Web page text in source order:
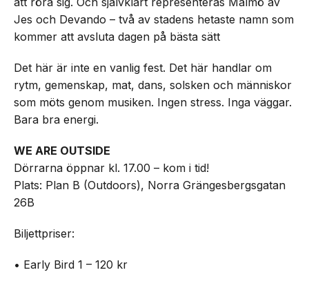
Jes och Devando – två av stadens hetaste namn som
kommer att avsluta dagen på bästa sätt
Det här är inte en vanlig fest. Det här handlar om
rytm, gemenskap, mat, dans, solsken och människor
som möts genom musiken. Ingen stress. Inga väggar.
Bara bra energi.
WE ARE OUTSIDE
Dörrarna öppnar kl. 17.00 – kom i tid!
Plats: Plan B (Outdoors), Norra Grängesbergsgatan
26B
Biljettpriser:
• Early Bird 1 – 120 kr